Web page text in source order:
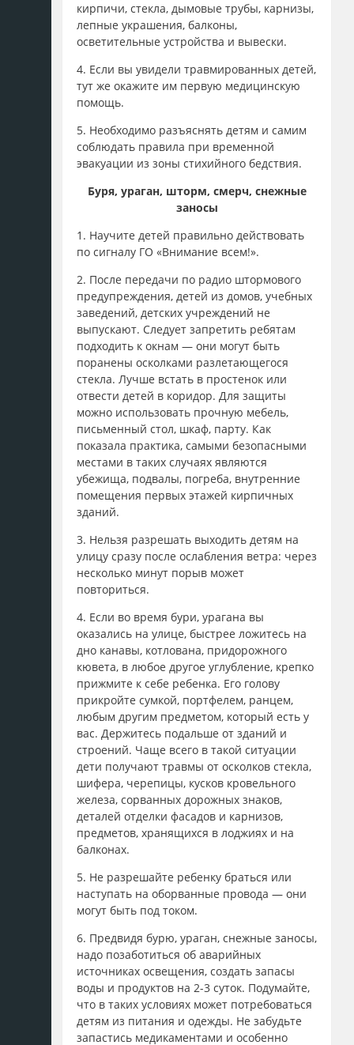
кирпичи, стекла, дымовые трубы, карнизы,
лепные украшения, балконы,
осветительные устройства и вывески.
4. Если вы увидели травмированных детей,
тут же окажите им первую медицинскую
помощь.
5. Необходимо разъяснять детям и самим
соблюдать правила при временной
эвакуации из зоны стихийного бедствия.
Буря, ураган, шторм, смерч, снежные
заносы
1. Научите детей правильно действовать
по сигналу ГО «Внимание всем!».
2. После передачи по радио штормового
предупреждения, детей из домов, учебных
заведений, детских учреждений не
выпускают. Следует запретить ребятам
подходить к окнам — они могут быть
поранены осколками разлетающегося
стекла. Лучше встать в простенок или
отвести детей в коридор. Для защиты
можно использовать прочную мебель,
письменный стол, шкаф, парту. Как
показала практика, самыми безопасными
местами в таких случаях являются
убежища, подвалы, погреба, внутренние
помещения первых этажей кирпичных
зданий.
3. Нельзя разрешать выходить детям на
улицу сразу после ослабления ветра: через
несколько минут порыв может
повториться.
4. Если во время бури, урагана вы
оказались на улице, быстрее ложитесь на
дно канавы, котлована, придорожного
кювета, в любое другое углубление, крепко
прижмите к себе ребенка. Его голову
прикройте сумкой, портфелем, ранцем,
любым другим предметом, который есть у
вас. Держитесь подальше от зданий и
строений. Чаще всего в такой ситуации
дети получают травмы от осколков стекла,
шифера, черепицы, кусков кровельного
железа, сорванных дорожных знаков,
деталей отделки фасадов и карнизов,
предметов, хранящихся в лоджиях и на
балконах.
5. Не разрешайте ребенку браться или
наступать на оборванные провода — они
могут быть под током.
6. Предвидя бурю, ураган, снежные заносы,
надо позаботиться об аварийных
источниках освещения, создать запасы
воды и продуктов на 2-3 суток. Подумайте,
что в таких условиях может потребоваться
детям из питания и одежды. Не забудьте
запастись медикаментами и особенно